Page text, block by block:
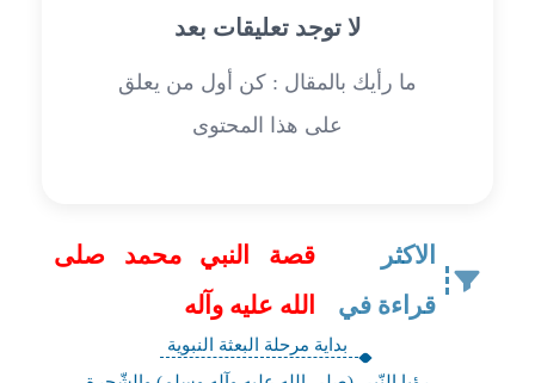
لا توجد تعليقات بعد
ما رأيك بالمقال : كن أول من يعلق
على هذا المحتوى
الاكثر
قراءة في
قصة النبي محمد صلى
الله عليه وآله
بداية مرحلة البعثة النبوية